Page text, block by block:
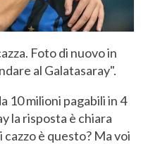
Foto di nuovo in
al Galatasaray".
10 milioni pagabili in 4
la risposta è chiara
è questo? Ma voi